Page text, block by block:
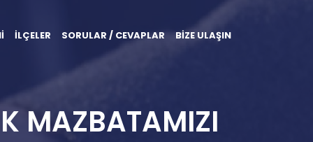
İLÇELER SORULAR / CEVAPLAR BİZE ULAŞIN
MAZBATAMIZI